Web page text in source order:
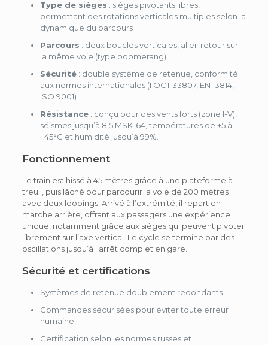
Type de sièges : sièges pivotants libres,
permettant des rotations verticales multiples selon la
dynamique du parcours
Parcours : deux boucles verticales, aller-retour sur
la même voie (type boomerang)
Sécurité: double système de retenue, conformité
aux normes internationales (ГОСТ 33807, EN 13814,
ISO 9001)
Résistance: conçu pour des vents forts (zone I-V),
séismes jusqu’à 8,5 MSK-64, températures de +5 à
+45°C et humidité jusqu’à 99%.
Fonctionnement
Le train est hissé à 45 mètres grâce à une plateforme à
treuil, puis lâché pour parcourir la voie de 200 mètres
avec deux loopings. Arrivé à l’extrémité, il repart en
marche arrière, offrant aux passagers une expérience
unique, notamment grâce aux sièges qui peuvent pivoter
librement sur l’axe vertical. Le cycle se termine par des
oscillations jusqu’à l’arrêt complet en gare.
Sécurité et certifications
Systèmes de retenue doublement redondants
Commandes sécurisées pour éviter toute erreur
humaine
Certification selon les normes russes et